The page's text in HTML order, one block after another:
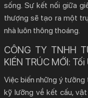
sống. Sự kết nối giữa
thượng sẽ tạo ra một
nhà luôn thông thoáng.
CÔNG TY TNHH
KIẾN TRÚC MỚI:
Việc biến những ý
kỹ lưỡng về kết cấu,